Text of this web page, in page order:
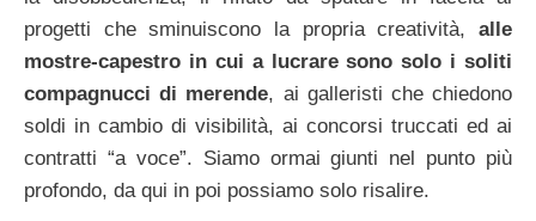
progetti che sminuiscono la propria creatività, alle
mostre-capestro in cui a lucrare sono solo i soliti
compagnucci di merende, ai galleristi che chiedono
soldi in cambio di visibilità, ai concorsi truccati ed ai
contratti “a voce”. Siamo ormai giunti nel punto più
profondo, da qui in poi possiamo solo risalire.